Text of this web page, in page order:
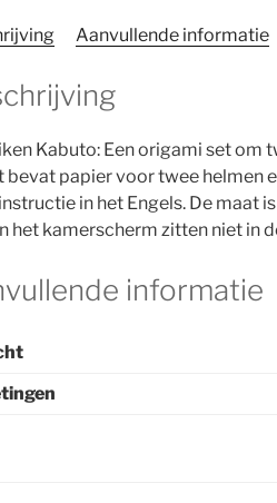
Aanvullende informatie
Kabuto: Een origami set om
bevat papier voor twee helmen
in het Engels. De maat
het kamerscherm zitten niet in
informatie